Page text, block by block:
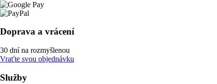
Doprava a vrácení
30 dní na rozmyšlenou
Vraťte svou objednávku
Služby